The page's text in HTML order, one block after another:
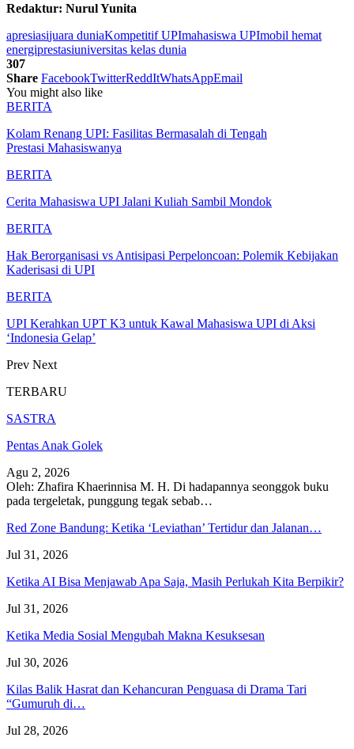
Redaktur: Nurul Yunita
apresiasijuara duniaKompetitif UPImahasiswa UPImobil hemat
energiprestasiuniversitas kelas dunia
307
Share FacebookTwitterReddItWhatsAppEmail
You might also like
BERITA
Kolam Renang UPI: Fasilitas Bermasalah di Tengah
Prestasi Mahasiswanya
BERITA
Cerita Mahasiswa UPI Jalani Kuliah Sambil Mondok
BERITA
Hak Berorganisasi vs Antisipasi Perpeloncoan: Polemik Kebijakan
Kaderisasi di UPI
BERITA
UPI Kerahkan UPT K3 untuk Kawal Mahasiswa UPI di Aksi
‘Indonesia Gelap’
Prev Next
TERBARU
SASTRA
Pentas Anak Golek
Agu 2, 2026
Oleh: Zhafira Khaerinnisa M. H. Di hadapannya seonggok buku
pada tergeletak, punggung tegak sebab…
Red Zone Bandung: Ketika ‘Leviathan’ Tertidur dan Jalanan…
Jul 31, 2026
Ketika AI Bisa Menjawab Apa Saja, Masih Perlukah Kita Berpikir?
Jul 31, 2026
Ketika Media Sosial Mengubah Makna Kesuksesan
Jul 30, 2026
Kilas Balik Hasrat dan Kehancuran Penguasa di Drama Tari
“Gumuruh di…
Jul 28, 2026